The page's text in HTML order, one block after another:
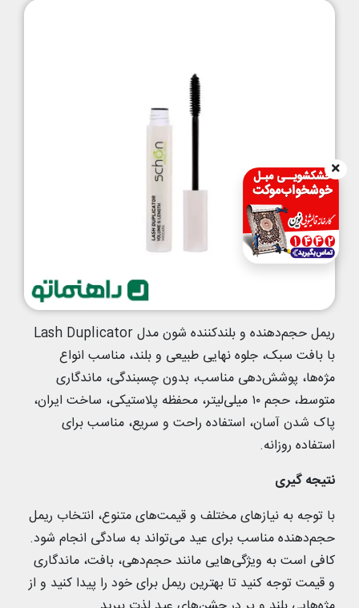
ریمل حجم‌دهنده و بلندکننده شون مدل Lash Duplicator
با بافت سبک، جلوه نهایی طبیعی و بلند، مناسب انواع
مژه‌ها، پوشش‌دهی مناسب، بدون چسبندگی، ماندگاری
متوسط، حجم ۱۰ میلی‌لیتر، محفظه پلاستیکی، ساخت ایران،
پاک شدن آسان، استفاده راحت و سریع، مناسب برای
استفاده روزانه.
نتیجه‌ گیری
با توجه به نیازهای مختلف و قیمت‌های متنوع، انتخاب ریمل
حجم‌دهنده مناسب برای عید می‌تواند به سادگی انجام شود.
کافی است به ویژگی‌هایی مانند حجم‌دهی، بافت، ماندگاری
و قیمت توجه کنید تا بهترین ریمل برای خود را پیدا کنید و از